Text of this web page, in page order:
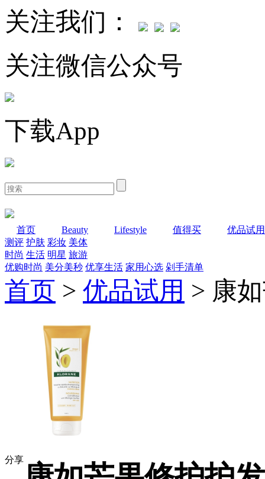
关注我们：
关注微信公众号
下载App
首页 Beauty Lifestyle 值得买
优品试用
测评 护肤 彩妆 美体
时尚 生活 明星 旅游
优购时尚 美分美秒 优享生活 家用心选 剁手清单
首页 > 优品试用 > 康
分享